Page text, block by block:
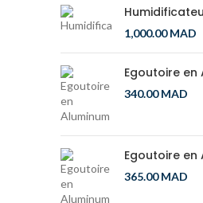
1,000.00MAD
Egoutoire en
340.00MAD
Egoutoire en
365.00MAD